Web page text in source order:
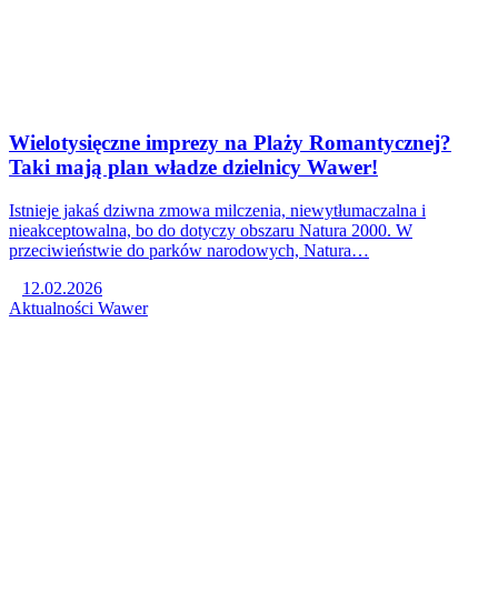
Wielotysięczne imprezy na Plaży Romantycznej?
Taki mają plan władze dzielnicy Wawer!
Istnieje jakaś dziwna zmowa milczenia, niewytłumaczalna i
nieakceptowalna, bo do dotyczy obszaru Natura 2000. W
przeciwieństwie do parków narodowych, Natura…
12.02.2026
Aktualności Wawer